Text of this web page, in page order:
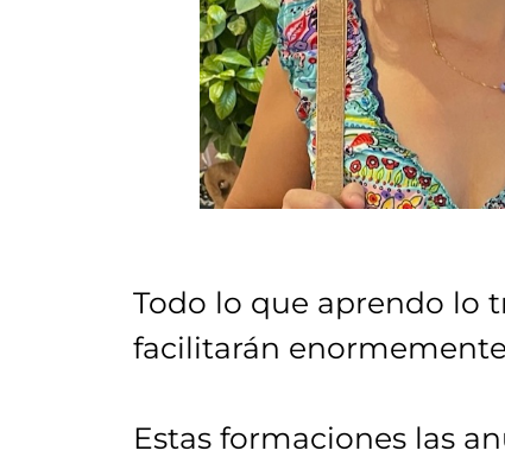
Todo lo que aprendo lo
facilitarán
Estas formaciones las